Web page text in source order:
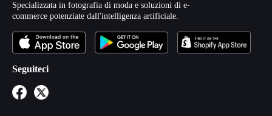
Specializzata in fotografia di moda e soluzioni di e-
commerce potenziate dall'intelligenza artificiale.
Seguiteci